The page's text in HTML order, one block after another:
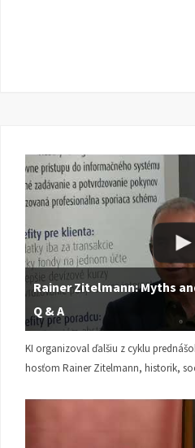
Rainer Zitelmann: Myths
Q & A
KI organizoval ďalšiu z cyklu
hosťom Rainer Zitelmann, historik,